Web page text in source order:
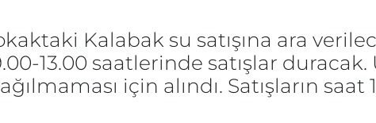
Kalabak su satışına ara
13.00 saatlerinde satışlar
için alındı. Satışların saat